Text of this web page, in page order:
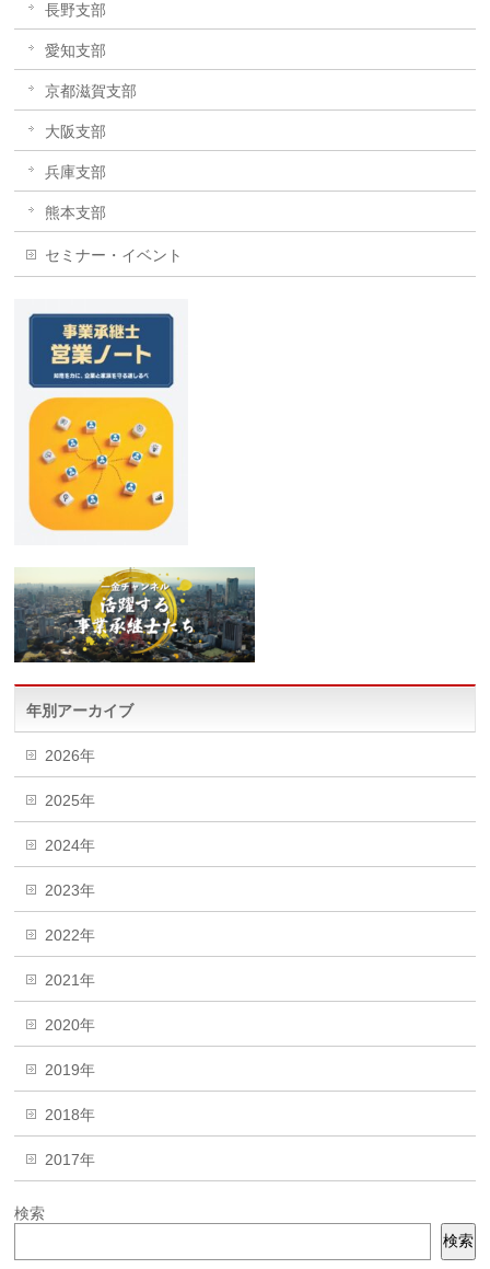
長野支部
愛知支部
京都滋賀支部
大阪支部
兵庫支部
熊本支部
セミナー・イベント
年別アーカイブ
2026年
2025年
2024年
2023年
2022年
2021年
2020年
2019年
2018年
2017年
検索
検索